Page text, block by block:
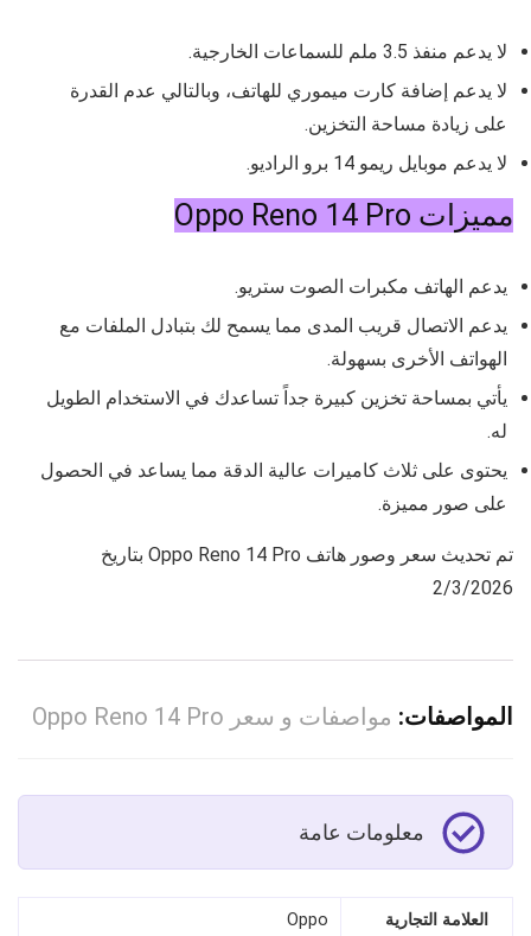
لا يدعم منفذ 3.5 ملم للسماعات الخارجية.
لا يدعم إضافة كارت ميموري للهاتف، وبالتالي عدم القدرة
على زيادة مساحة التخزين.
لا يدعم موبايل ريمو 14 برو الراديو.
مميزات Oppo Reno 14 Pro
يدعم الهاتف مكبرات الصوت ستريو.
يدعم الاتصال قريب المدى مما يسمح لك بتبادل الملفات مع
الهواتف الأخرى بسهولة.
يأتي بمساحة تخزين كبيرة جداً تساعدك في الاستخدام الطويل
له.
يحتوى على ثلاث كاميرات عالية الدقة مما يساعد في الحصول
على صور مميزة.
تم تحديث سعر وصور هاتف Oppo Reno 14 Pro بتاريخ
2/3/2026
المواصفات: مواصفات و سعر Oppo Reno 14 Pro
معلومات عامة
العلامة التجارية Oppo